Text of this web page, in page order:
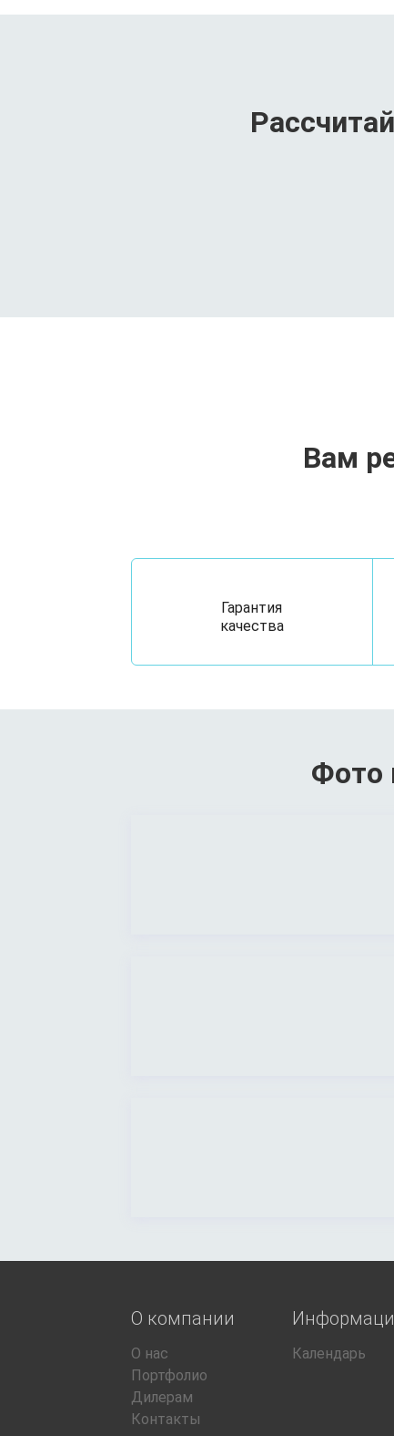
Вам
Гарантия
качества
Фото
О компании
О нас
Портфолио
Дилерам
Контакты
Календарь